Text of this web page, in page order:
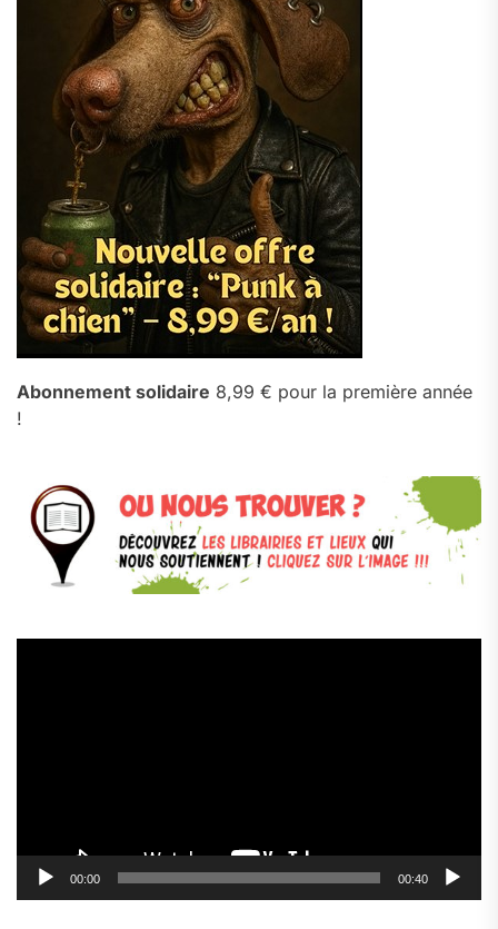
Abonnement solidaire 8,99 € pour la première année
!
00:00 00:40